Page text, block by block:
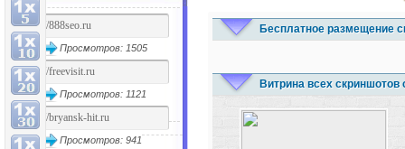
Просмотров: 1505
Просмотров: 1121
Просмотров: 941
Бесплатное размещение
Витрина всех скриншотов